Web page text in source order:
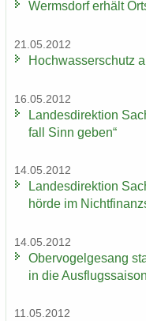
Werms­dorf er­hält
21.05.2012
Hoch­was­ser­schutz
16.05.2012
Lan­des­di­rek­ti­on
fall Sinn geben“
14.05.2012
Lan­des­di­rek­ti­on
hör­de im
14.05.2012
Ober­vo­gel­ge­sang
in die Aus­flugs­sai­son
11.05.2012